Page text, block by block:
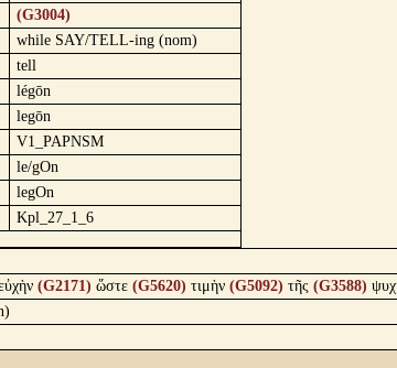
(G3004)
while SAY/TELL-ing (nom)
tell
légōn
legōn
V1_PAPNSM
le/gOn
legOn
Kpl_27_1_6
(G2171) ὥστε (G5620) τιμὴν (G5092) τῆς (G3588)